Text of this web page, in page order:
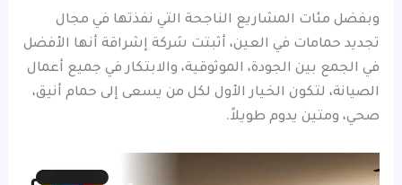
وبفضل مئات المشاريع الناجحة التي نفذتها في مجال
تجديد حمامات في العين، أثبتت شركة إشراقة أنها الأفضل
في الجمع بين الجودة، الموثوقية، والابتكار في جميع أعمال
الصيانة، لتكون الخيار الأول لكل من يسعى إلى حمام أنيق،
صحي، ومتين يدوم طويلاً.